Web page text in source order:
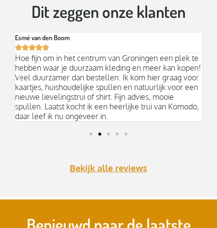
Dit zeggen onze klanten
Esmé van den Boom

Hoe fijn om in het centrum van Groningen een plek te
hebben waar je duurzaam kleding en meer kan kopen!
Veel duurzamer dan bestellen. Ik kom hier graag voor
kaartjes, huishoudelijke spullen en natuurlijk voor een
nieuwe lievelingstrui of shirt. Fijn advies, mooie
spullen. Laatst kocht ik een heerlijke trui van Komodo,
daar leef ik nu ongeveer in.
Bekijk alle reviews